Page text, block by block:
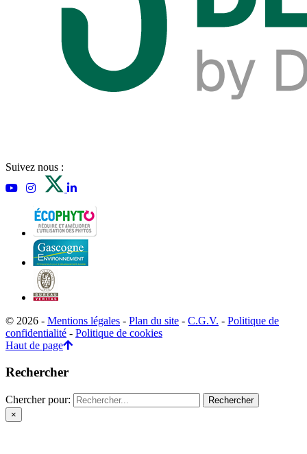
Suivez nous :
© 2026 - Mentions légales - Plan du site - C.G.V. - Politique de
confidentialité - Politique de cookies
Haut de page
Rechercher
Chercher pour:
×